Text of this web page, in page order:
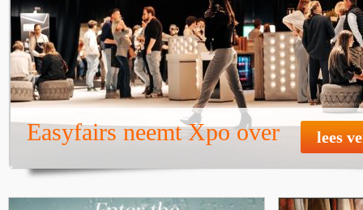
Easyfairs neemt Xpo over lees